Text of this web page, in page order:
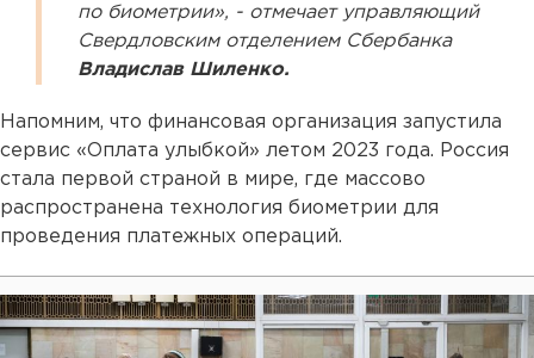
по биометрии», - отмечает управляющий
Свердловским отделением Сбербанка
Владислав Шиленко.
Напомним, что финансовая организация запустила
сервис «Оплата улыбкой» летом 2023 года. Россия
стала первой страной в мире, где массово
распространена технология биометрии для
проведения платежных операций.